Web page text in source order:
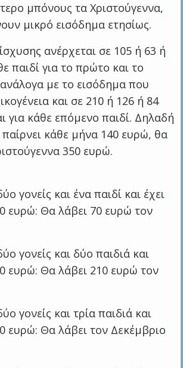
μπόνους τα Χριστούγεννα,
μικρό εισόδημα ετησίως.
ανέρχεται σε 105 ή 63 ή
παιδί για το πρώτο και το
με το εισόδημα που
και σε 210 ή 126 ή 84
για κάθε επόμενο παιδί. Δηλαδή
παίρνει κάθε μήνα 140 ευρώ, θα
350 ευρώ.
γονείς και ένα παιδί και έχει
ευρώ: Θα λάβει 70 ευρώ τον
γονείς και δύο παιδιά και
ευρώ: Θα λάβει 210 ευρώ τον
γονείς και τρία παιδιά και
ευρώ: Θα λάβει τον Δεκέμβριο